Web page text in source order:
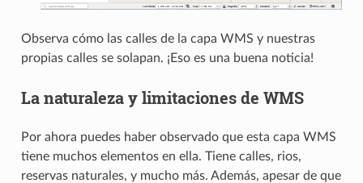
Observa cómo las calles de la capa WMS y nuestras
propias calles se solapan. ¡Eso es una buena noticia!
La naturaleza y limitaciones de WMS
Por ahora puedes haber observado que esta capa WMS
tiene muchos elementos en ella. Tiene calles, rios,
reservas naturales, y mucho más. Además, apesar de que